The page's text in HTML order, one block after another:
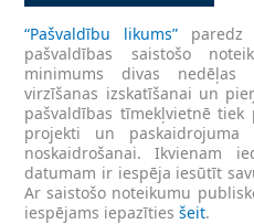
“Pašvaldību likums” paredz
pašvaldības saistošo
minimums divas nedēļas
virzīšanas izskatīšanai un
pašvaldības tīmekļvietnē
projekti un paskaidrojuma
noskaidrošanai. Ikvienam
datumam ir iespēja iesūtīt
Ar saistošo noteikumu
iespējams iepazītiesšeit.